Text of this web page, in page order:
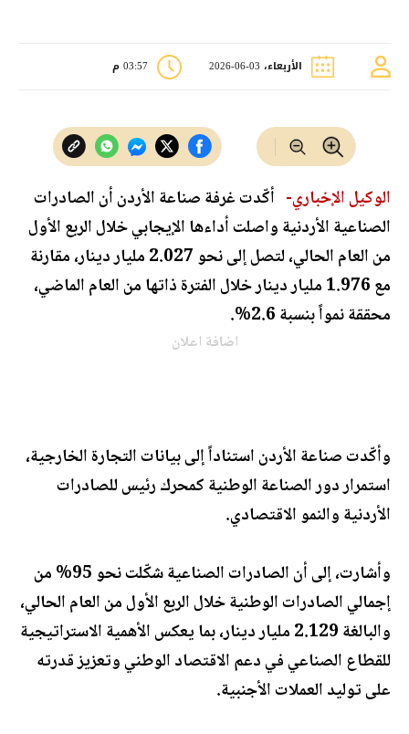
الأربعاء، 03-06-2026 03:57 م
الوكيل الإخباري- أكّدت غرفة صناعة الأردن أن الصادرات
الصناعية الأردنية واصلت أداءها الإيجابي خلال الربع الأول
من العام الحالي، لتصل إلى نحو 2.027 مليار دينار، مقارنة
مع 1.976 مليار دينار خلال الفترة ذاتها من العام الماضي،
محققة نمواً بنسبة 2.6%.
اضافة اعلان
وأكّدت صناعة الأردن استناداً إلى بيانات التجارة الخارجية،
استمرار دور الصناعة الوطنية كمحرك رئيس للصادرات
الأردنية والنمو الاقتصادي.
وأشارت، إلى أن الصادرات الصناعية شكّلت نحو 95% من
إجمالي الصادرات الوطنية خلال الربع الأول من العام الحالي،
والبالغة 2.129 مليار دينار، بما يعكس الأهمية الاستراتيجية
للقطاع الصناعي في دعم الاقتصاد الوطني وتعزيز قدرته
على توليد العملات الأجنبية.